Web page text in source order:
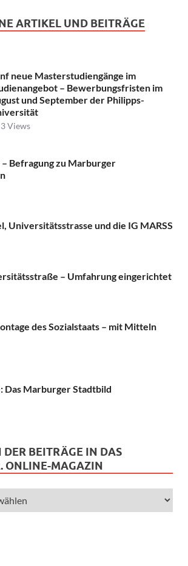
ARTIKEL UND BEITRÄGE
neue Masterstudiengänge im
– Bewerbungsfristen im
und September der Philipps-
3 Views
– Befragung zu Marburger
Universitätsstrasse und die IG MARSS
­– Umfahrung eingerichtet
des Sozialstaats – mit Mitteln
Das Marburger Stadtbild
DER BEITRÄGE IN DAS
ONLINE-MAGAZIN